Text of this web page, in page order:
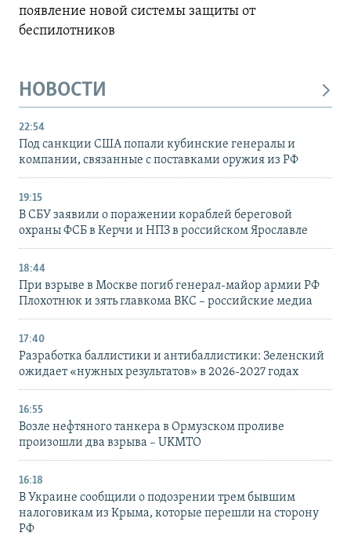
появление новой системы защиты от
беспилотников
НОВОСТИ
22:54
Под санкции США попали кубинские генералы и
компании, связанные с поставками оружия из РФ
19:15
В СБУ заявили о поражении кораблей береговой
охраны ФСБ в Керчи и НПЗ в российском Ярославле
18:44
При взрыве в Москве погиб генерал-майор армии РФ
Плохотнюк и зять главкома ВКС – российские медиа
17:40
Разработка баллистики и антибаллистики: Зеленский
ожидает «нужных результатов» в 2026-2027 годах
16:55
Возле нефтяного танкера в Ормузском проливе
произошли два взрыва – UKMTO
16:18
В Украине сообщили о подозрении трем бывшим
налоговикам из Крыма, которые перешли на сторону
РФ